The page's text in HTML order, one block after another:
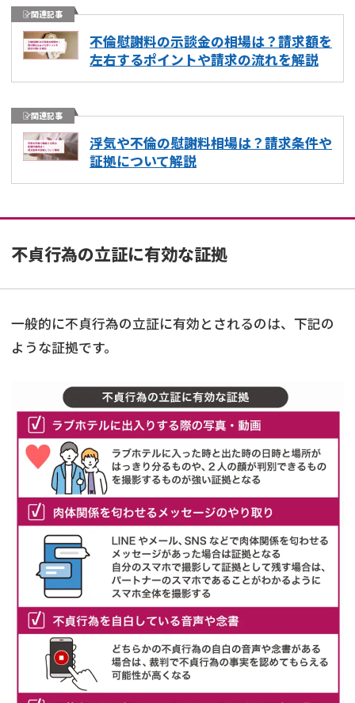
関連記事
不倫慰謝料の示談金の相場は？請求額を
左右するポイントや請求の流れを解説
関連記事
浮気や不倫の慰謝料相場は？請求条件や
証拠について解説
不貞行為の立証に有効な証拠
一般的に不貞行為の立証に有効とされるのは、下記の
ような証拠です。